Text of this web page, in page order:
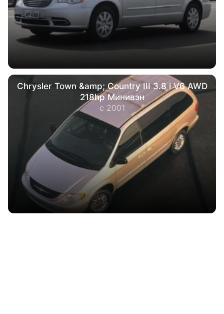
Chrysler Town &amp; Country III 3.8 i V6 AWD
218hp Минивэн
с 2001